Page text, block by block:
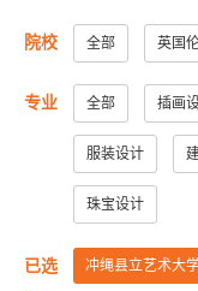
院校 全部 英国
美国加州大学洛
美国纽约视觉艺
美国艺术中心设计
美国纽约普瑞特
专业 全部 插画
服装设计
珠宝设计
已选
冲绳县立艺术大